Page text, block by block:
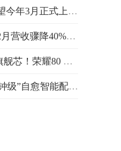
上市 全新外观内饰心动吗？
：广告商抽身成主要原因
耀80 GT特惠2725元！
配电网 为深圳高可靠性供电